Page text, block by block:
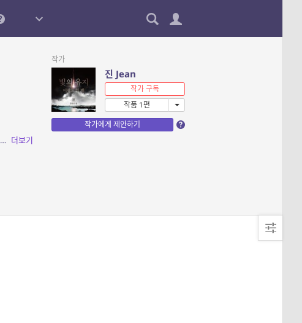
소개: 상존(上存)의 이름으로 번영했던 천손(天孫)들의 나라 위국(衛國)이 무너진 지 반백 년. 새 왕조인 단국(旦國)의 칼이 닿지 않는 남쪽 끝의 섬 비랑도(翡朗島)에 위국의 마지막 두... 더보기
작가
진 Jean
작가 구독
작품 1편
작가에게 제안하기